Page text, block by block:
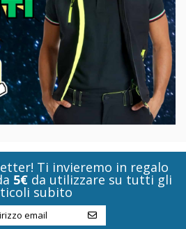
Ti invieremo in regalo
5€ da utilizzare su tutti gli
subito